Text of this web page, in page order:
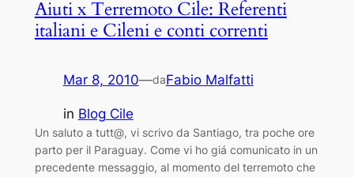
Aiuti x Terremoto Cile: Referenti
italiani e Cileni e conti correnti
Mar 8, 2010—daFabio Malfatti
in Blog Cile
Un saluto a tutt@, vi scrivo da Santiago, tra poche ore
parto per il Paraguay. Come vi ho giá comunicato in un
precedente messaggio, al momento del terremoto che